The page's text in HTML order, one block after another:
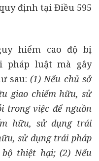
định tại Điều 595
hiểm cao độ bị
pháp luật mà gây
sau:(1) Nếu chủ sở
giao chiếm hữu, sử
trong việc để nguồn
hữu, sử dụng trái
sử dụng trái pháp
thiệt hại; (2) Nếu